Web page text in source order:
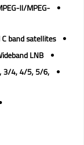
II/MPEG-
band satellites
LNB
3/4, 4/5, 5/6,